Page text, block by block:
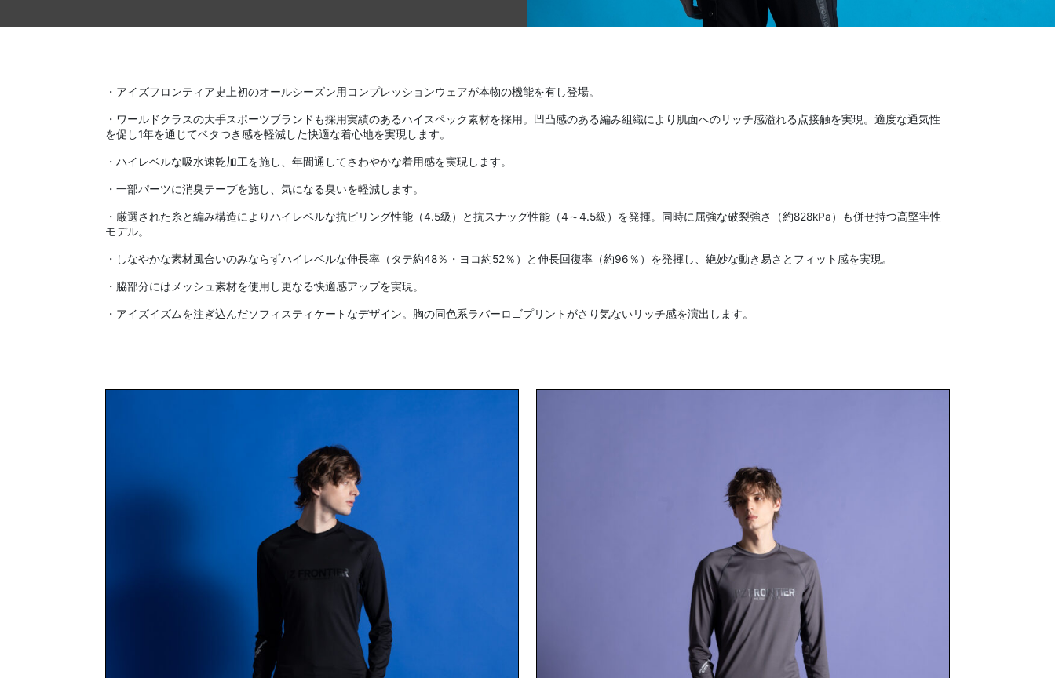
・アイズフロンティア史上初のオールシーズン用コンプレッションウェアが本物の機能を有し登場。
・ワールドクラスの大手スポーツブランドも採用実績のあるハイスペック素材を採用。凹凸感のある編み組織により肌面へのリッチ感溢れる点接触を実現。適度な通気性
を促し1年を通じてベタつき感を軽減した快適な着心地を実現します。
・ハイレベルな吸水速乾加工を施し、年間通してさわやかな着用感を実現します。
・一部パーツに消臭テープを施し、気になる臭いを軽減します。
・厳選された糸と編み構造によりハイレベルな抗ピリング性能（4.5級）と抗スナッグ性能（4～4.5級）を発揮。同時に屈強な破裂強さ（約828kPa）も併せ持つ高堅牢性
モデル。
・しなやかな素材風合いのみならずハイレベルな伸長率（タテ約48％・ヨコ約52％）と伸長回復率（約96％）を発揮し、絶妙な動き易さとフィット感を実現。
・脇部分にはメッシュ素材を使用し更なる快適感アップを実現。
・アイズイズムを注ぎ込んだソフィスティケートなデザイン。胸の同色系ラバーロゴプリントがさり気ないリッチ感を演出します。